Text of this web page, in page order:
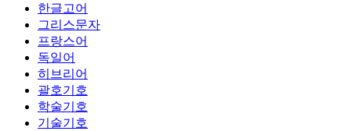
한글고어
그리스문자
프랑스어
독일어
히브리어
괄호기호
학술기호
기술기호